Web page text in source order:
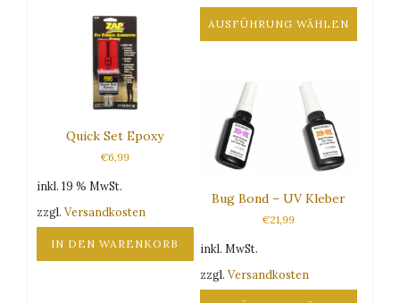
AUSFÜHRUNG WÄHLEN
mehrere
Varianten
auf.
Die
können
Produktseite
gewählt
werden
Quick Set Epoxy
€6,99
inkl. 19 % MwSt.
zzgl. Versandkosten
IN DEN WARENKORB
Bug Bond – UV Kleber
€21,99
inkl. MwSt.
zzgl.Versandkosten